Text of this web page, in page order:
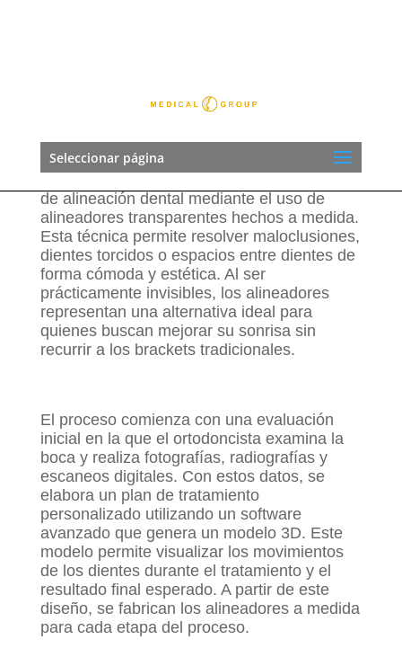
Seleccionar página
Laortodoncia Invisalign en Torrelavega
que practicamos es un tratamiento moderno
de alineación dental mediante el uso de
alineadores transparentes hechos a medida.
Esta técnica permite resolver maloclusiones,
dientes torcidos o espacios entre dientes de
forma cómoda y estética. Al ser
prácticamente invisibles, los alineadores
representan una alternativa ideal para
quienes buscan mejorar su sonrisa sin
recurrir a los brackets tradicionales.
El proceso comienza con una evaluación
inicial en la que el ortodoncista examina la
boca y realiza fotografías, radiografías y
escaneos digitales. Con estos datos, se
elabora un plan de tratamiento
personalizado utilizando un software
avanzado que genera un modelo 3D. Este
modelo permite visualizar los movimientos
de los dientes durante el tratamiento y el
resultado final esperado. A partir de este
diseño, se fabrican los alineadores a medida
para cada etapa del proceso.